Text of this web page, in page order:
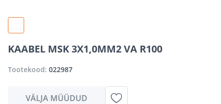
KAABEL MSK 3X1,0MM2 VA R100
Tootekood: 022987
VÄLJA MÜÜDUD